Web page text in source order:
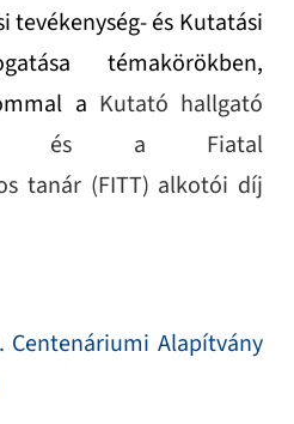
tevékenység- és Kutatási
témakörökben,
a Kutató hallgató
és a Fiatal
tanár (FITT) alkotói díj
Centenáriumi Alapítvány